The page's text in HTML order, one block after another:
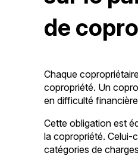
de
Chaque
copropriété. Un
en difficulté
Cette obligation est
la copropriété. Celui-
catégories de